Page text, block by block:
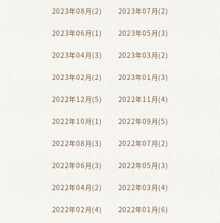
2023年08月(2) 2023年07月(2)
2023年06月(1) 2023年05月(3)
2023年04月(3) 2023年03月(2)
2023年02月(2) 2023年01月(3)
2022年12月(5) 2022年11月(4)
2022年10月(1) 2022年09月(5)
2022年08月(3) 2022年07月(2)
2022年06月(3) 2022年05月(3)
2022年04月(2) 2022年03月(4)
2022年02月(4) 2022年01月(6)